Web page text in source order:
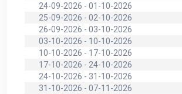
24-09-2026 - 01-10-2026
25-09-2026 - 02-10-2026
26-09-2026 - 03-10-2026
03-10-2026 - 10-10-2026
10-10-2026 - 17-10-2026
17-10-2026 - 24-10-2026
24-10-2026 - 31-10-2026
31-10-2026 - 07-11-2026